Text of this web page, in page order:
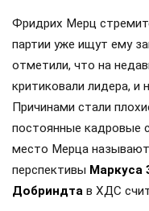
Фридрих Мерц
партии уже ищут ему
отметили, что на
критиковали лидера, и
Причинами стали
постоянные кадровые
место Мерца называют
перспективы Маркуса
Добриндта в ХДС